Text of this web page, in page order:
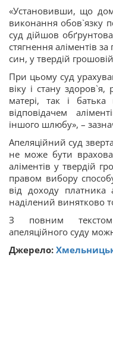
«Установивши, що
виконання обов`язку
суд дійшов
стягнення аліментів
син, у твердій
При цьому суд
віку і стану здоров`я,
матері, так і
відповідачем
іншого шлюбу», –
Апеляційний суд
не може бути
аліментів у твердій
правом вибору
від доходу платника
наділений винятково
З повним текстом
апеляційного суду
Джерело: